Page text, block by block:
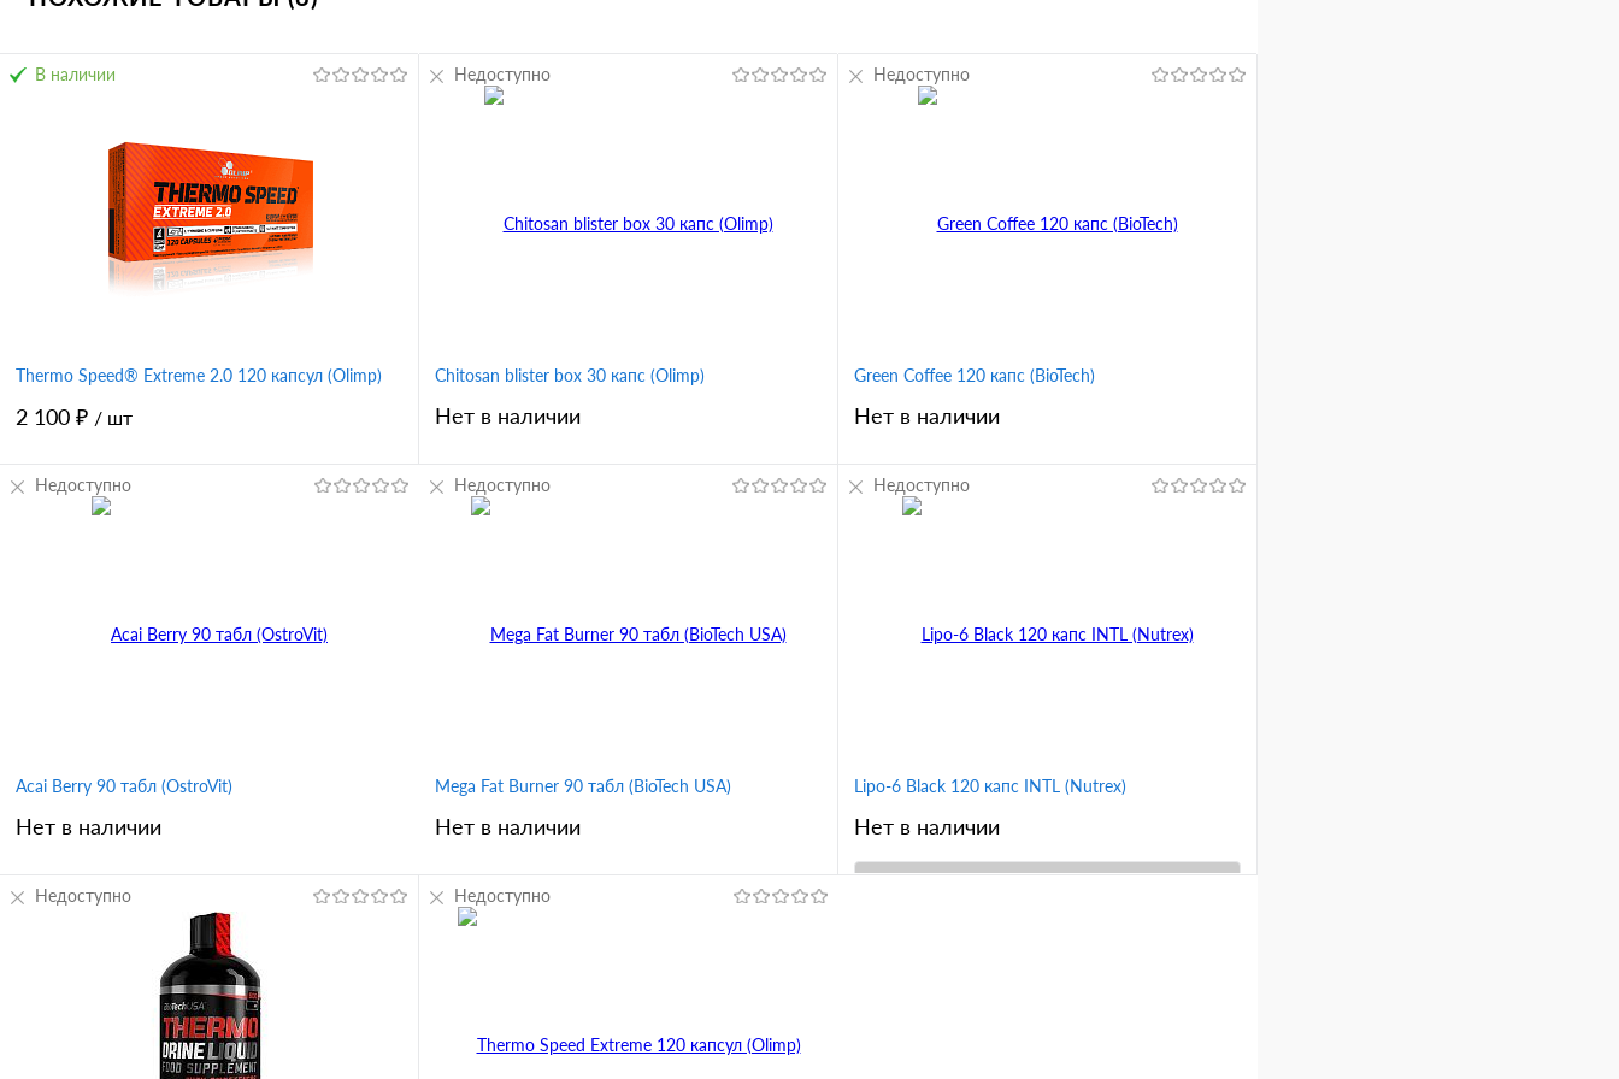
Thermo Speed® Extreme 2.0 120 капсул (Olimp)
2 100 ₽ / шт
В наличии
Chitosan blister box 30 капс (Olimp)
Нет в наличии
Недоступно
Green Coffee 120 капс (BioTech)
Нет в наличии
Недоступно
Acai Berry 90 табл (OstroVit)
Нет в наличии
В корзину
Купить в 1 клик
Сравнение
Недоступно
Mega Fat Burner 90 табл (BioTech USA)
Нет в наличии
Недоступно
Lipo-6 Black 120 капс INTL (Nutrex)
Нет в наличии
Недоступно
Недоступно Недоступно